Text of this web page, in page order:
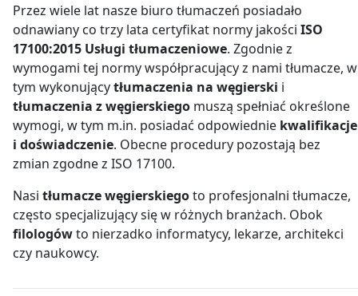
Przez wiele lat nasze biuro tłumaczeń posiadało
odnawiany co trzy lata certyfikat normy jakości ISO
17100:2015 Usługi tłumaczeniowe. Zgodnie z
wymogami tej normy współpracujący z nami tłumacze, w
tym wykonującytłumaczenia na węgierski i
tłumaczenia z węgierskiego muszą spełniać określone
wymogi, w tym m.in. posiadać odpowiednie kwalifikacje
i doświadczenie. Obecne procedury pozostają bez
zmian zgodne z ISO 17100.
Nasi tłumacze węgierskiegoto profesjonalni tłumacze,
często specjalizujący się w różnych branżach. Obok
filologówto nierzadko informatycy, lekarze, architekci
czy naukowcy.